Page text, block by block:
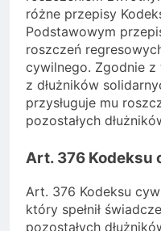
różne przepisy
Podstawowym
roszczeń
cywilnego. Zgodnie z
z dłużników
przysługuje mu
pozostałych
Art. 376 Kodeksu
Art. 376 Kodeksu
który spełnił
pozostałych